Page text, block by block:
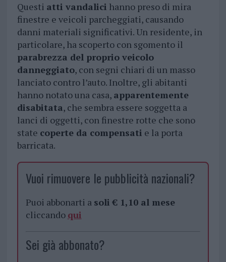
Questi atti vandalici hanno preso di mira
finestre e veicoli parcheggiati, causando
danni materiali significativi. Un residente, in
particolare, ha scoperto con sgomento il
parabrezza del proprio veicolo
danneggiato, con segni chiari di un masso
lanciato contro l’auto. Inoltre, gli abitanti
hanno notato una casa, apparentemente
disabitata, che sembra essere soggetta a
lanci di oggetti, con finestre rotte che sono
state coperte da compensati e la porta
barricata.
Vuoi rimuovere le pubblicità nazionali?
Puoi abbonarti a soli € 1,10 al mese
cliccando qui
Sei già abbonato?